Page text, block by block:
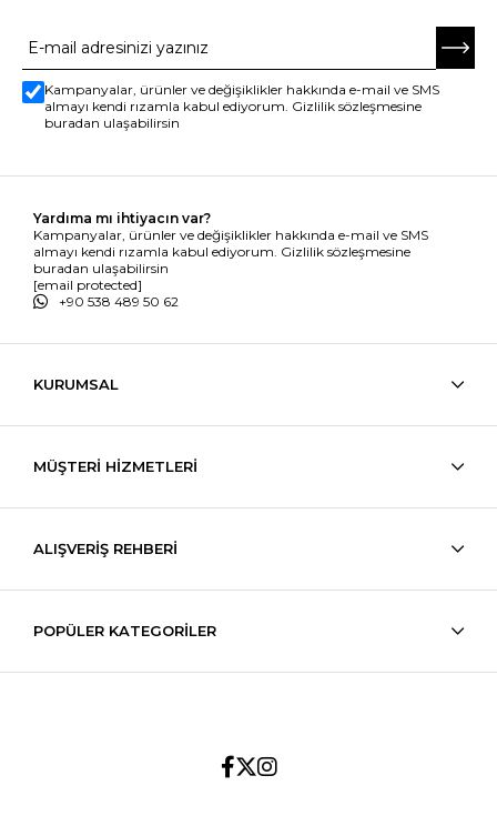
Kampanyalar, ürünler ve değişiklikler hakkında e-mail ve SMS
almayı kendi rızamla kabul ediyorum. Gizlilik sözleşmesine
buradan ulaşabilirsin
Yardıma mı ihtiyacın var?
Kampanyalar, ürünler ve değişiklikler hakkında e-mail ve SMS
almayı kendi rızamla kabul ediyorum. Gizlilik sözleşmesine
buradan ulaşabilirsin
[email protected]
+90 538 489 50 62
KURUMSAL
MÜŞTERİ HİZMETLERİ
ALIŞVERİŞ REHBERİ
POPÜLER KATEGORİLER